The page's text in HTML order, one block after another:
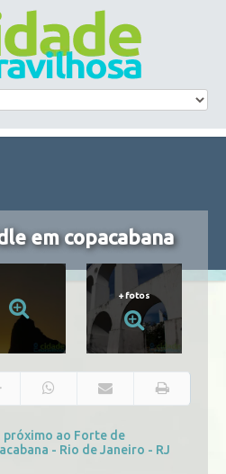
em copacabana
+fotos
ao Forte de
- Rio de Janeiro - RJ